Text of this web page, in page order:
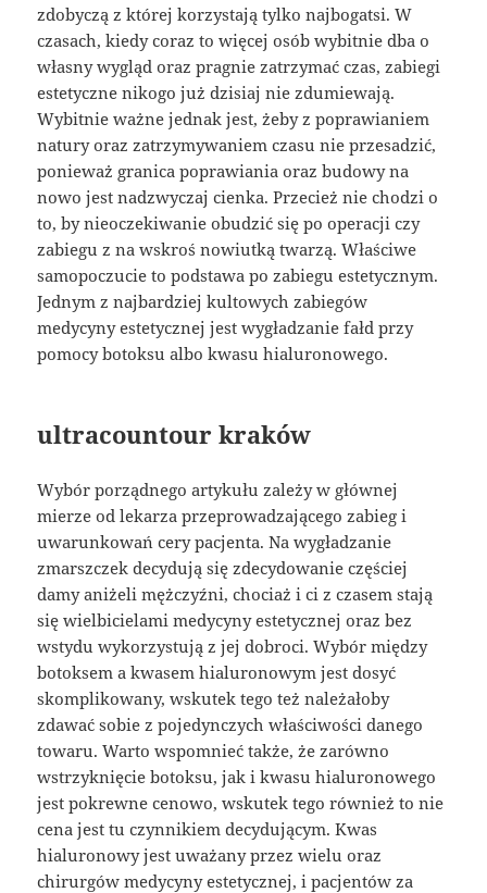
zdobyczą z której korzystają tylko najbogatsi. W
czasach, kiedy coraz to więcej osób wybitnie dba o
własny wygląd oraz pragnie zatrzymać czas, zabiegi
estetyczne nikogo już dzisiaj nie zdumiewają.
Wybitnie ważne jednak jest, żeby z poprawianiem
natury oraz zatrzymywaniem czasu nie przesadzić,
ponieważ granica poprawiania oraz budowy na
nowo jest nadzwyczaj cienka. Przecież nie chodzi o
to, by nieoczekiwanie obudzić się po operacji czy
zabiegu z na wskroś nowiutką twarzą. Właściwe
samopoczucie to podstawa po zabiegu estetycznym.
Jednym z najbardziej kultowych zabiegów
medycyny estetycznej jest wygładzanie fałd przy
pomocy botoksu albo kwasu hialuronowego.
ultracountour kraków
Wybór porządnego artykułu zależy w głównej
mierze od lekarza przeprowadzającego zabieg i
uwarunkowań cery pacjenta. Na wygładzanie
zmarszczek decydują się zdecydowanie częściej
damy aniżeli mężczyźni, chociaż i ci z czasem stają
się wielbicielami medycyny estetycznej oraz bez
wstydu wykorzystują z jej dobroci. Wybór między
botoksem a kwasem hialuronowym jest dosyć
skomplikowany, wskutek tego też należałoby
zdawać sobie z pojedynczych właściwości danego
towaru. Warto wspomnieć także, że zarówno
wstrzyknięcie botoksu, jak i kwasu hialuronowego
jest pokrewne cenowo, wskutek tego również to nie
cena jest tu czynnikiem decydującym. Kwas
hialuronowy jest uważany przez wielu oraz
chirurgów medycyny estetycznej, i pacjentów za